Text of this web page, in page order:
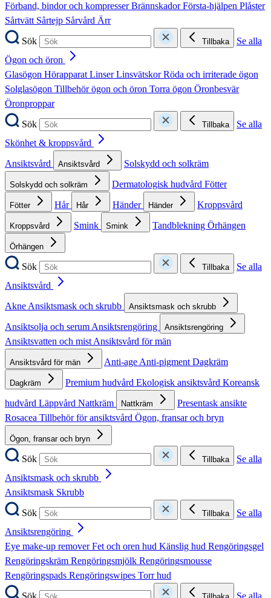
Förband, bindor och kompresserBrännskadorFörsta-hjälpen Plåster
Sårtvätt Sårtejp Sårvård Ärr
Sök
Tillbaka
Se alla
Ögon och öron
Glasögon HörapparatLinserLinsvätskorRöda och irriterade ögon
Solglasögon Tillbehör ögon och öron Torra ögon Öronbesvär
Öronproppar
Sök
Tillbaka
Se alla
Skönhet & kroppsvård
Ansiktsvård
Ansiktsvård Solskydd och solkräm
Solskydd och solkräm Dermatologisk hudvård Fötter
Fötter Hår Hår Händer Händer Kroppsvård
Kroppsvård Smink Smink Tandblekning Örhängen
Örhängen
Sök Tillbaka
Se alla
Ansiktsvård
AkneAnsiktsmask och skrubb Ansiktsmask och skrubb
Ansiktsolja och serumAnsiktsrengöring Ansiktsrengöring
Ansiktsvatten och mistAnsiktsvård för män
Ansiktsvård för män Anti-ageAnti-pigmentDagkräm
Dagkräm Premium hudvård Ekologisk ansiktsvård Koreansk
hudvård Läppvård Nattkräm Nattkräm
Presentask ansikte
Rosacea Tillbehör för ansiktsvård Ögon, fransar och bryn
Ögon, fransar och bryn
Sök Tillbaka
Se alla
Ansiktsmask och skrubb
Ansiktsmask Skrubb
Sök
Tillbaka
Se alla
Ansiktsrengöring
Eye make-up removerFet och oren hud Känslig hud Rengöringsgel
Rengöringskräm Rengöringsmjölk Rengöringsmousse
Rengöringspads Rengöringswipes Torr hud